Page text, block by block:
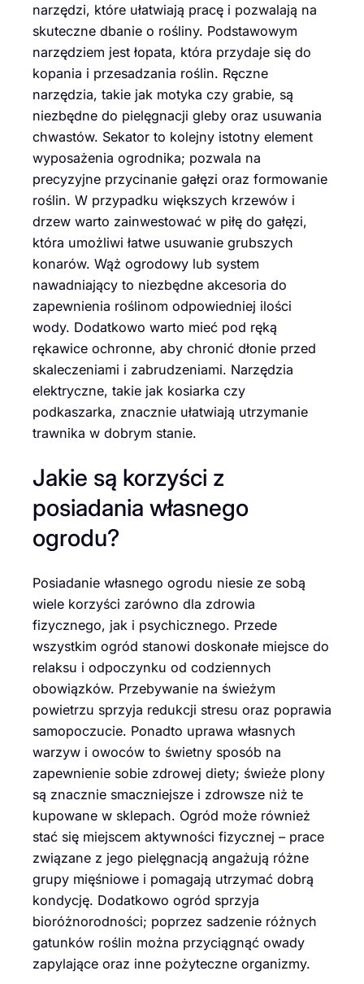
narzędzi, które ułatwiają pracę i pozwalają na
skuteczne dbanie o rośliny. Podstawowym
narzędziem jest łopata, która przydaje się do
kopania i przesadzania roślin. Ręczne
narzędzia, takie jak motyka czy grabie, są
niezbędne do pielęgnacji gleby oraz usuwania
chwastów. Sekator to kolejny istotny element
wyposażenia ogrodnika; pozwala na
precyzyjne przycinanie gałęzi oraz formowanie
roślin. W przypadku większych krzewów i
drzew warto zainwestować w piłę do gałęzi,
która umożliwi łatwe usuwanie grubszych
konarów. Wąż ogrodowy lub system
nawadniający to niezbędne akcesoria do
zapewnienia roślinom odpowiedniej ilości
wody. Dodatkowo warto mieć pod ręką
rękawice ochronne, aby chronić dłonie przed
skaleczeniami i zabrudzeniami. Narzędzia
elektryczne, takie jak kosiarka czy
podkaszarka, znacznie ułatwiają utrzymanie
trawnika w dobrym stanie.
Jakie są korzyści z
posiadania własnego
ogrodu?
Posiadanie własnego ogrodu niesie ze sobą
wiele korzyści zarówno dla zdrowia
fizycznego, jak i psychicznego. Przede
wszystkim ogród stanowi doskonałe miejsce do
relaksu i odpoczynku od codziennych
obowiązków. Przebywanie na świeżym
powietrzu sprzyja redukcji stresu oraz poprawia
samopoczucie. Ponadto uprawa własnych
warzyw i owoców to świetny sposób na
zapewnienie sobie zdrowej diety; świeże plony
są znacznie smaczniejsze i zdrowsze niż te
kupowane w sklepach. Ogród może również
stać się miejscem aktywności fizycznej – prace
związane z jego pielęgnacją angażują różne
grupy mięśniowe i pomagają utrzymać dobrą
kondycję. Dodatkowo ogród sprzyja
bioróżnorodności; poprzez sadzenie różnych
gatunków roślin można przyciągnąć owady
zapylające oraz inne pożyteczne organizmy.